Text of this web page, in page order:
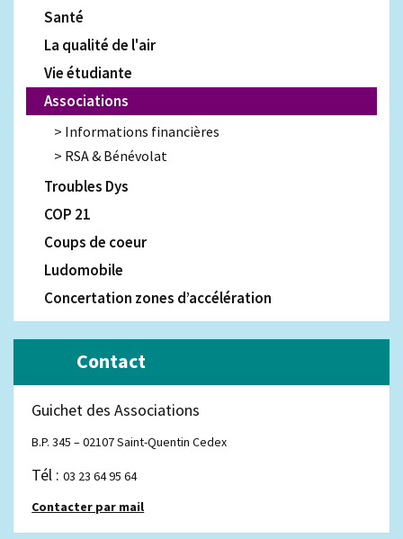
Santé
La qualité de l'air
Vie étudiante
Associations
Informations financières
RSA & Bénévolat
Troubles Dys
COP 21
Coups de coeur
Ludomobile
Concertation zones d’accélération
Contact
Guichet des Associations
B.P. 345 – 02107 Saint-Quentin Cedex
Tél :03 23 64 95 64
Contacter par mail